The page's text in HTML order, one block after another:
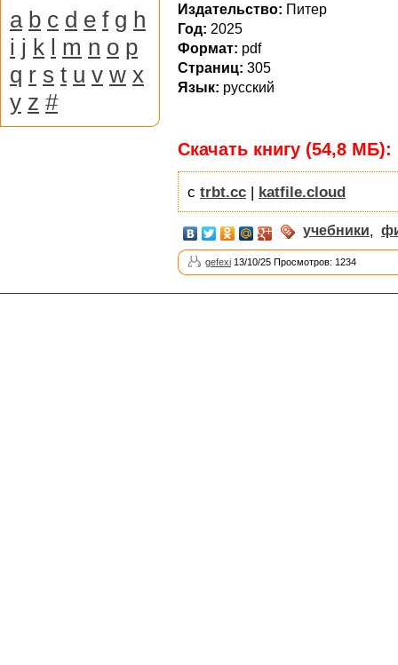
Издательство: Питер
Год: 2025
Формат: pdf
Страниц: 305
Язык: русский
Скачать книгу (54,8 МБ):
с trbt.cc | katfile.cloud
учебники,
gefexi 13/10/25 Просмотров: 1234
a b c d e f g h
i j k l m n o p
q r s t u v w x
y z #